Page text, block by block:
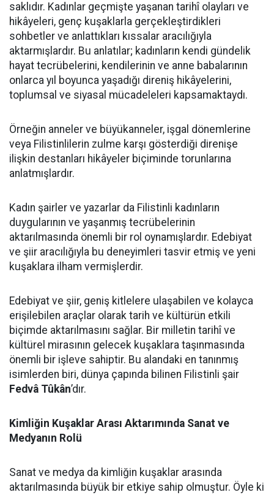
saklıdır. Kadınlar geçmişte yaşanan tarihî olayları ve
hikâyeleri, genç kuşaklarla gerçekleştirdikleri
sohbetler ve anlattıkları kıssalar aracılığıyla
aktarmışlardır. Bu anlatılar; kadınların kendi gündelik
hayat tecrübelerini, kendilerinin ve anne babalarının
onlarca yıl boyunca yaşadığı direniş hikâyelerini,
toplumsal ve siyasal mücadeleleri kapsamaktaydı.
Örneğin anneler ve büyükanneler, işgal dönemlerine
veya Filistinlilerin zulme karşı gösterdiği direnişe
ilişkin destanları hikâyeler biçiminde torunlarına
anlatmışlardır.
Kadın şairler ve yazarlar da Filistinli kadınların
duygularının ve yaşanmış tecrübelerinin
aktarılmasında önemli bir rol oynamışlardır. Edebiyat
ve şiir aracılığıyla bu deneyimleri tasvir etmiş ve yeni
kuşaklara ilham vermişlerdir.
Edebiyat ve şiir, geniş kitlelere ulaşabilen ve kolayca
erişilebilen araçlar olarak tarih ve kültürün etkili
biçimde aktarılmasını sağlar. Bir milletin tarihî ve
kültürel mirasının gelecek kuşaklara taşınmasında
önemli bir işleve sahiptir. Bu alandaki en tanınmış
isimlerden biri, dünya çapında bilinen Filistinli şair
Fedvâ Tûkân’dır.
Kimliğin Kuşaklar Arası Aktarımında Sanat ve
Medyanın Rolü
Sanat ve medya da kimliğin kuşaklar arasında
aktarılmasında büyük bir etkiye sahip olmuştur. Öyle ki